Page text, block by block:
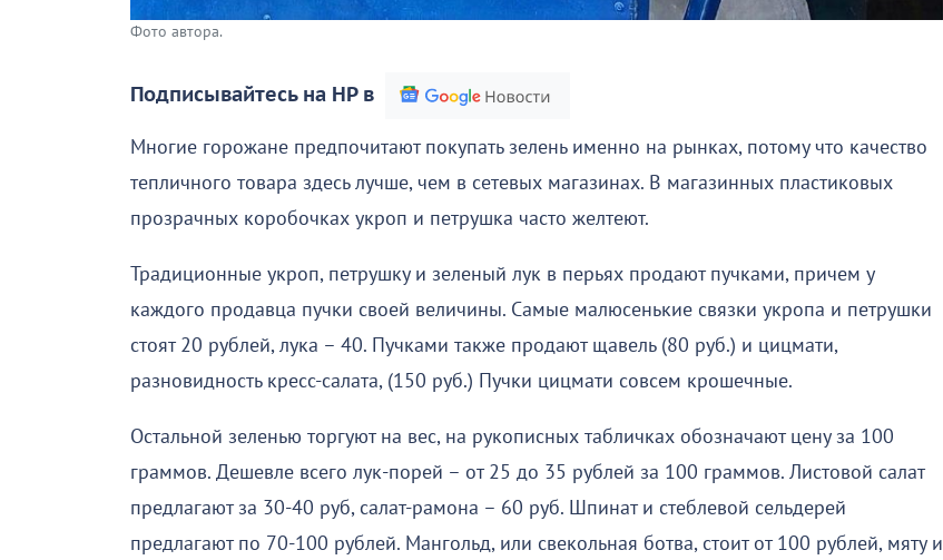
Фото автора.
Подписывайтесь на НР в
Многие горожане предпочитают покупать зелень именно на рынках, потому что качество
тепличного товара здесь лучше, чем в сетевых магазинах. В магазинных пластиковых
прозрачных коробочках укроп и петрушка часто желтеют.
Традиционные укроп, петрушку и зеленый лук в перьях продают пучками, причем у
каждого продавца пучки своей величины. Самые малюсенькие связки укропа и петрушки
стоят 20 рублей, лука – 40. Пучками также продают щавель (80 руб.) и цицмати,
разновидность кресс-салата, (150 руб.) Пучки цицмати совсем крошечные.
Остальной зеленью торгуют на вес, на рукописных табличках обозначают цену за 100
граммов. Дешевле всего лук-порей – от 25 до 35 рублей за 100 граммов. Листовой салат
предлагают за 30-40 руб, салат-рамона – 60 руб. Шпинат и стеблевой сельдерей
предлагают по 70-100 рублей. Мангольд, или свекольная ботва, стоит от 100 рублей, мяту и